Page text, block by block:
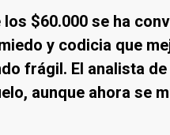
los $60.000 se ha
y codicia que
frágil. El analista
aunque ahora se